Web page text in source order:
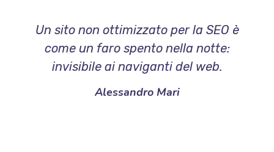
Un sito non ottimizzato per la SEO è
come un faro spento nella notte:
invisibile ai naviganti del web.
Alessandro Mari